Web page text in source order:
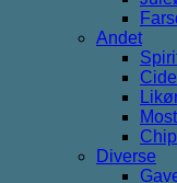
Andet
Diverse